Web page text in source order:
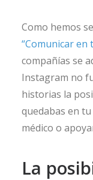
Como hemos
“Comunicar en
compañías se
Instagram no
historias la
quedabas en
médico o
La